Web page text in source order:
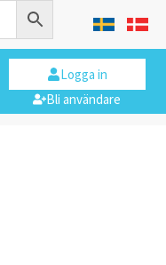
Logga in
Bli användare